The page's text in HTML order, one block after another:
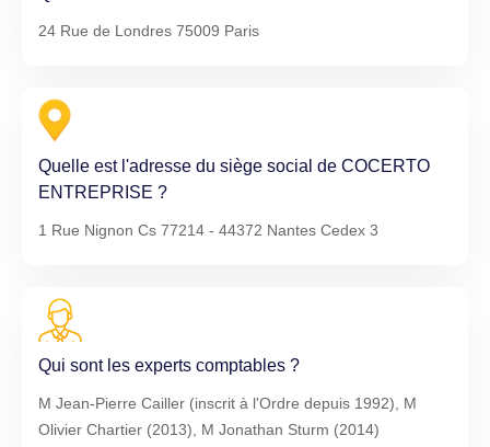
24 Rue de Londres 75009 Paris
Quelle est l'adresse du siège social de COCERTO
ENTREPRISE ?
1 Rue Nignon Cs 77214 - 44372 Nantes Cedex 3
Qui sont les experts comptables ?
M Jean-Pierre Cailler (inscrit à l'Ordre depuis 1992), M
Olivier Chartier (2013), M Jonathan Sturm (2014)